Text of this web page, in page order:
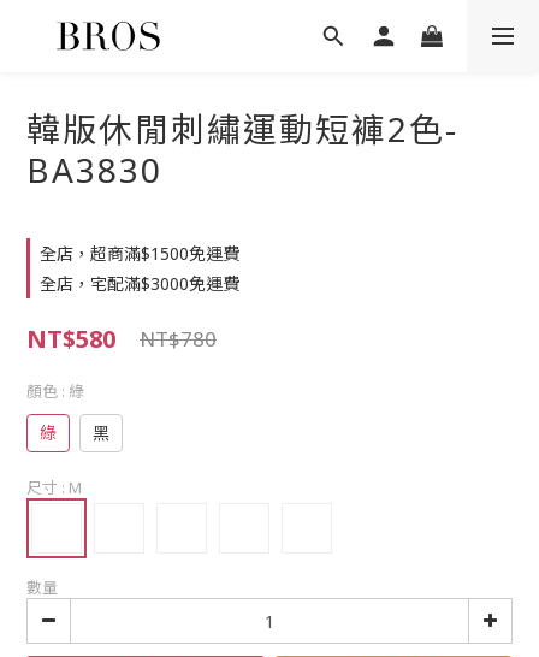
韓版休閒刺繡運動短褲2色-
BA3830
全店，超商滿$1500免運費
全店，宅配滿$3000免運費
NT$580 NT$780
顏色 : 綠
綠 黑
尺寸 : M
數量